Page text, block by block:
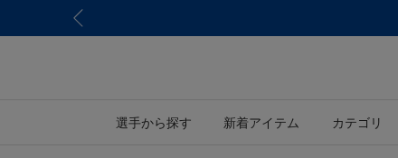
選手から探す 新着アイテム カテゴリ